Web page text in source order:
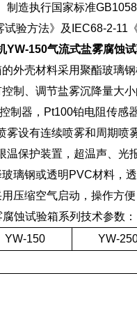
制造执行国家标准
验方法》及IEC68-2-11
YW-150气流式盐雾腐蚀
外壳材料采用聚酯玻璃
制、调节盐雾沉降量大
制器，Pt100铂电阻传感
雾设有连续喷雾和周期喷
温保护装置，超温声、光
璃钢或透明PVC材料，
压缩空气启动，操作方便
蚀试验箱系列技术参数：
YW-150 YW-